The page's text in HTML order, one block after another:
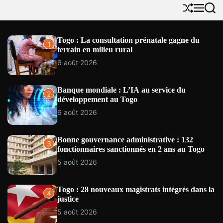
E
W
S
S
h
f
M
e
S
e
1
Togo : La consultation prénatale gagne du
terrain en milieu rural
6 août 2026
2
Banque mondiale : L’IA au service du
développement au Togo
6 août 2026
3
Bonne gouvernance administrative : 132
fonctionnaires sanctionnés en 2 ans au Togo
5 août 2026
4
Togo : 28 nouveaux magistrats intégrés dans la
justice
5 août 2026